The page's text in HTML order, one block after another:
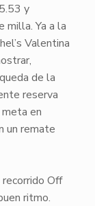
y
milla. Ya a la
Valentina
de la
reserva
en
un remate
Off
ritmo.